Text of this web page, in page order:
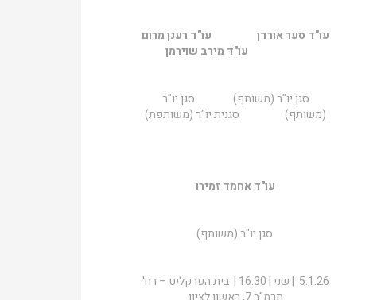
עו"ד סער אורדן עו"ד רענן מרום
עו"ד מירב שוירמן
סגן יו"ר (משותף) סגן יו"ר
(משותף) סגנית יו"ר (משותפת)
עו"ד אחמד זמירו
סגן יו"ר (משותף)
5.1.26 | שני | 16:30 | בית הפרקליט – רח'